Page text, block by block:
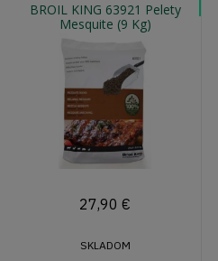
BROIL KING 63921 Pelety
Mesquite (9 Kg)
27,90 €
SKLADOM